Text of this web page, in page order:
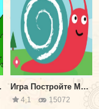
Игра Постройте Меня
4,1 15072